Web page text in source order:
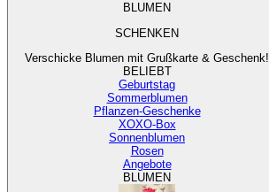
BLUMEN
SCHENKEN
Verschicke Blumen mit Grußkarte & Geschenk!
BELIEBT
Geburtstag
Sommerblumen
Pflanzen-Geschenke
XOXO-Box
Sonnenblumen
Rosen
Angebote
BLUMEN